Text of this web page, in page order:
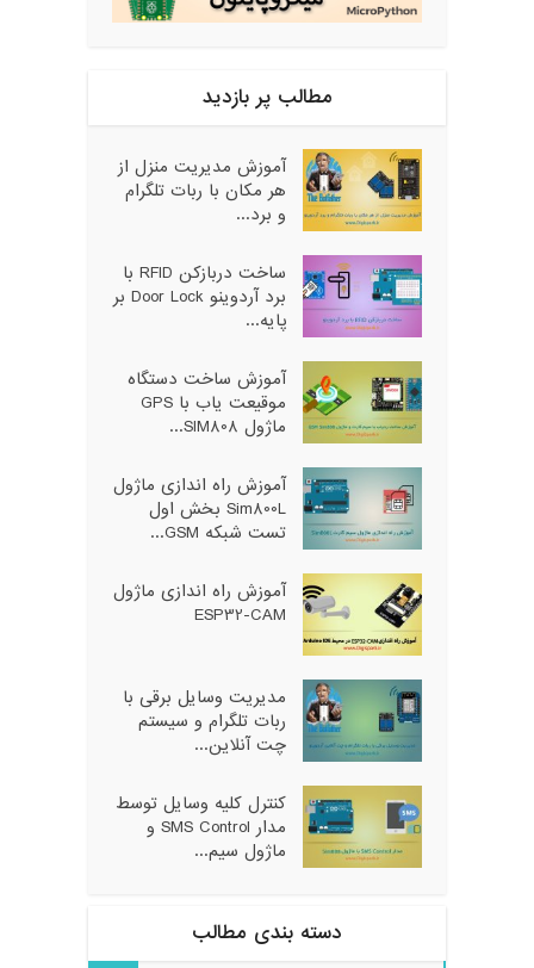
مطالب پر بازدید
آموزش مدیریت منزل از
هر مکان با ربات تلگرام
و برد...
ساخت دربازکن RFID با
برد آردوینو Door Lock بر
پایه...
آموزش ساخت دستگاه
موقیعت یاب با GPS
ماژول SIM808...
آموزش راه اندازی ماژول
Sim800L بخش اول
تست شبکه GSM...
آموزش راه اندازی ماژول
ESP32-CAM
مدیریت وسایل برقی با
ربات تلگرام و سیستم
چت آنلاین...
کنترل کلیه وسایل توسط
مدار SMS Control و
ماژول سیم...
دسته بندی مطالب